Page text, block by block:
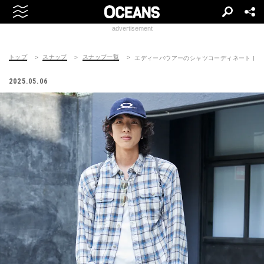
advertisement
トップ スナップ スナップ一覧 エディーバウアーのシャツコーディネート |
2025.05.06